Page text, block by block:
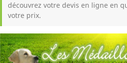
découvrez votre devis en ligne en
votre prix.